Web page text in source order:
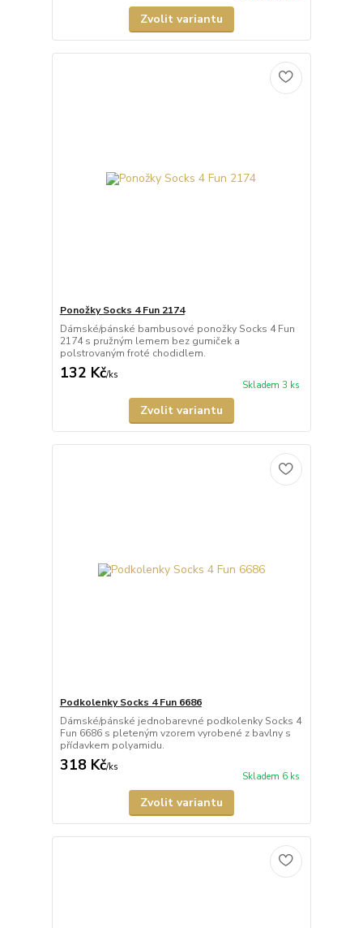
Zvolit variantu
Ponožky Socks 4 Fun 2174
Dámské/pánské bambusové ponožky Socks 4 Fun
2174 s pružným lemem bez gumiček a
polstrovaným froté chodidlem.
132 Kč/ks
Skladem 3 ks
Zvolit variantu
Podkolenky Socks 4 Fun 6686
Dámské/pánské jednobarevné podkolenky Socks 4
Fun 6686 s pleteným vzorem vyrobené z bavlny s
přídavkem polyamidu.
318 Kč/ks
Skladem 6 ks
Zvolit variantu